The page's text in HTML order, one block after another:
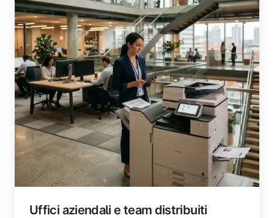
Uffici aziendali e team distribuiti
distribuiti